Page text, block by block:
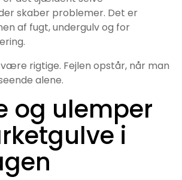
skaber problemer. Det er
af fugt, undergulv og for
rigtige. Fejlen opstår, når man
alene.
og ulemper
i